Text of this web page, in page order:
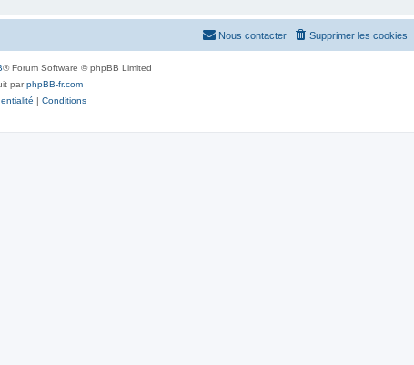
Supprimer les cookies
Nous contacter
® Forum Software © phpBB Limited
parphpBB-fr.com
| Conditions